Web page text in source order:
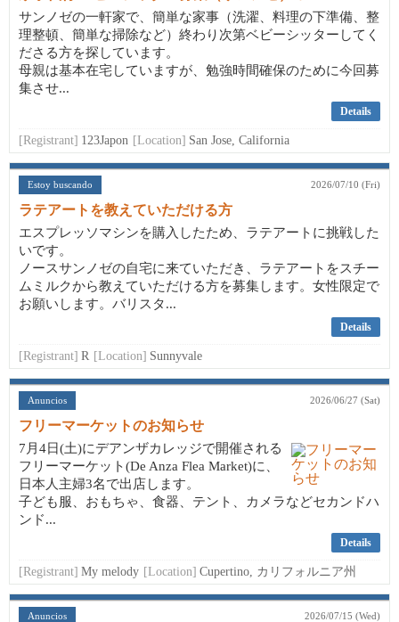
サンノゼの一軒家で、簡単な家事（洗濯、料理の下準備、整
理整頓、簡単な掃除など）終わり次第ベビーシッターしてく
ださる方を探しています。
母親は基本在宅していますが、勉強時間確保のために今回募
集させ...
Details
[Registrant] 123Japon [Location] San Jose, California
Estoy buscando 2026/07/10 (Fri)
ラテアートを教えていただける方
エスプレッソマシンを購入したため、ラテアートに挑戦した
いです。
ノースサンノゼの自宅に来ていただき、ラテアートをスチー
ムミルクから教えていただける方を募集します。女性限定で
お願いします。バリスタ...
Details
[Registrant] R [Location] Sunnyvale
Anuncios 2026/06/27 (Sat)
フリーマーケットのお知らせ
7月4日(土)にデアンザカレッジで開催される
フリーマーケット(De Anza Flea Market)に、
日本人主婦3名で出店します。
子ども服、おもちゃ、食器、テント、カメラなどセカンドハ
ンド...
Details
[Registrant] My melody [Location] Cupertino, カリフォルニア州
Anuncios 2026/07/15 (Wed)